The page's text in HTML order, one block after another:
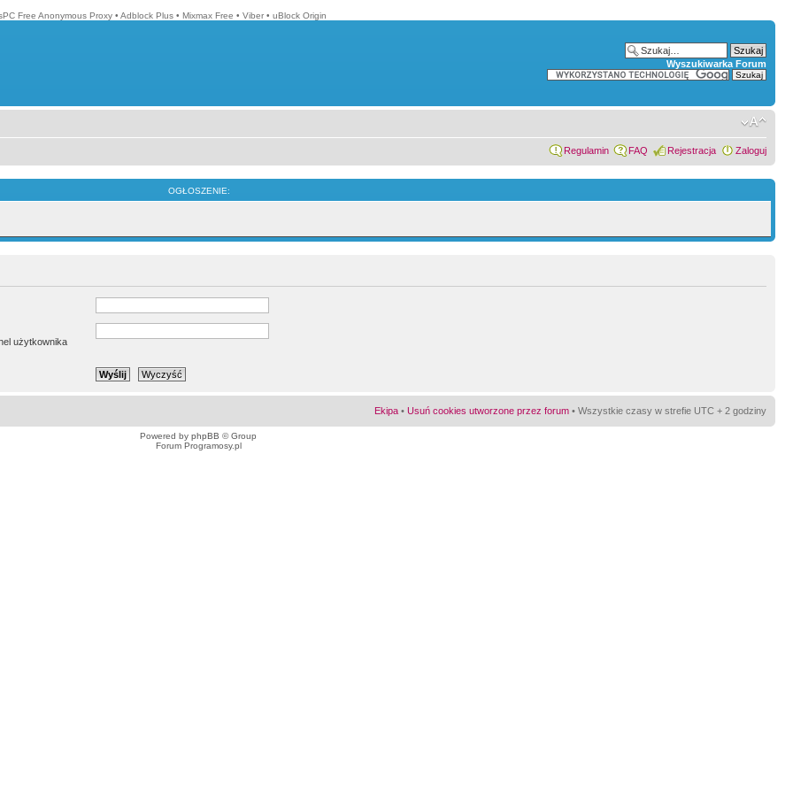
Free Anonymous Proxy • Adblock Plus • Mixmax Free • Viber • uBlock Origin
Wyszukiwarka Forum
Regulamin FAQ Rejestracja Zaloguj
OGŁOSZENIE:
użytkownika
Ekipa • Usuń cookies utworzone przez forum • Wszystkie czasy w strefie UTC + 2 godziny
Powered by phpBB © Group
Forum Programosy.pl